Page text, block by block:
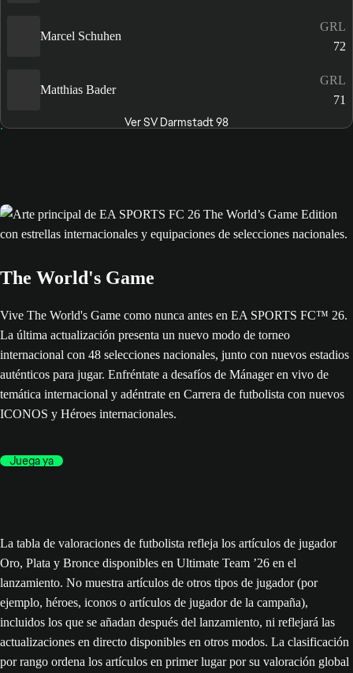
Marcel Schuhen
GRL
72
Matthias Bader
GRL
71
Ver SV Darmstadt 98
The World's Game
Vive The World's Game como nunca antes en EA SPORTS FC™ 26.
La última actualización presenta un nuevo modo de torneo
internacional con 48 selecciones nacionales, junto con nuevos estadios
auténticos para jugar. Enfréntate a desafíos de Mánager en vivo de
temática internacional y adéntrate en Carrera de futbolista con nuevos
ICONOS y Héroes internacionales.
Juega ya
La tabla de valoraciones de futbolista refleja los artículos de jugador
Oro, Plata y Bronce disponibles en Ultimate Team ’26 en el
lanzamiento. No muestra artículos de otros tipos de jugador (por
ejemplo, héroes, iconos o artículos de jugador de la campaña),
incluidos los que se añadan después del lanzamiento, ni reflejará las
actualizaciones en directo disponibles en otros modos. La clasificación
por rango ordena los artículos en primer lugar por su valoración global